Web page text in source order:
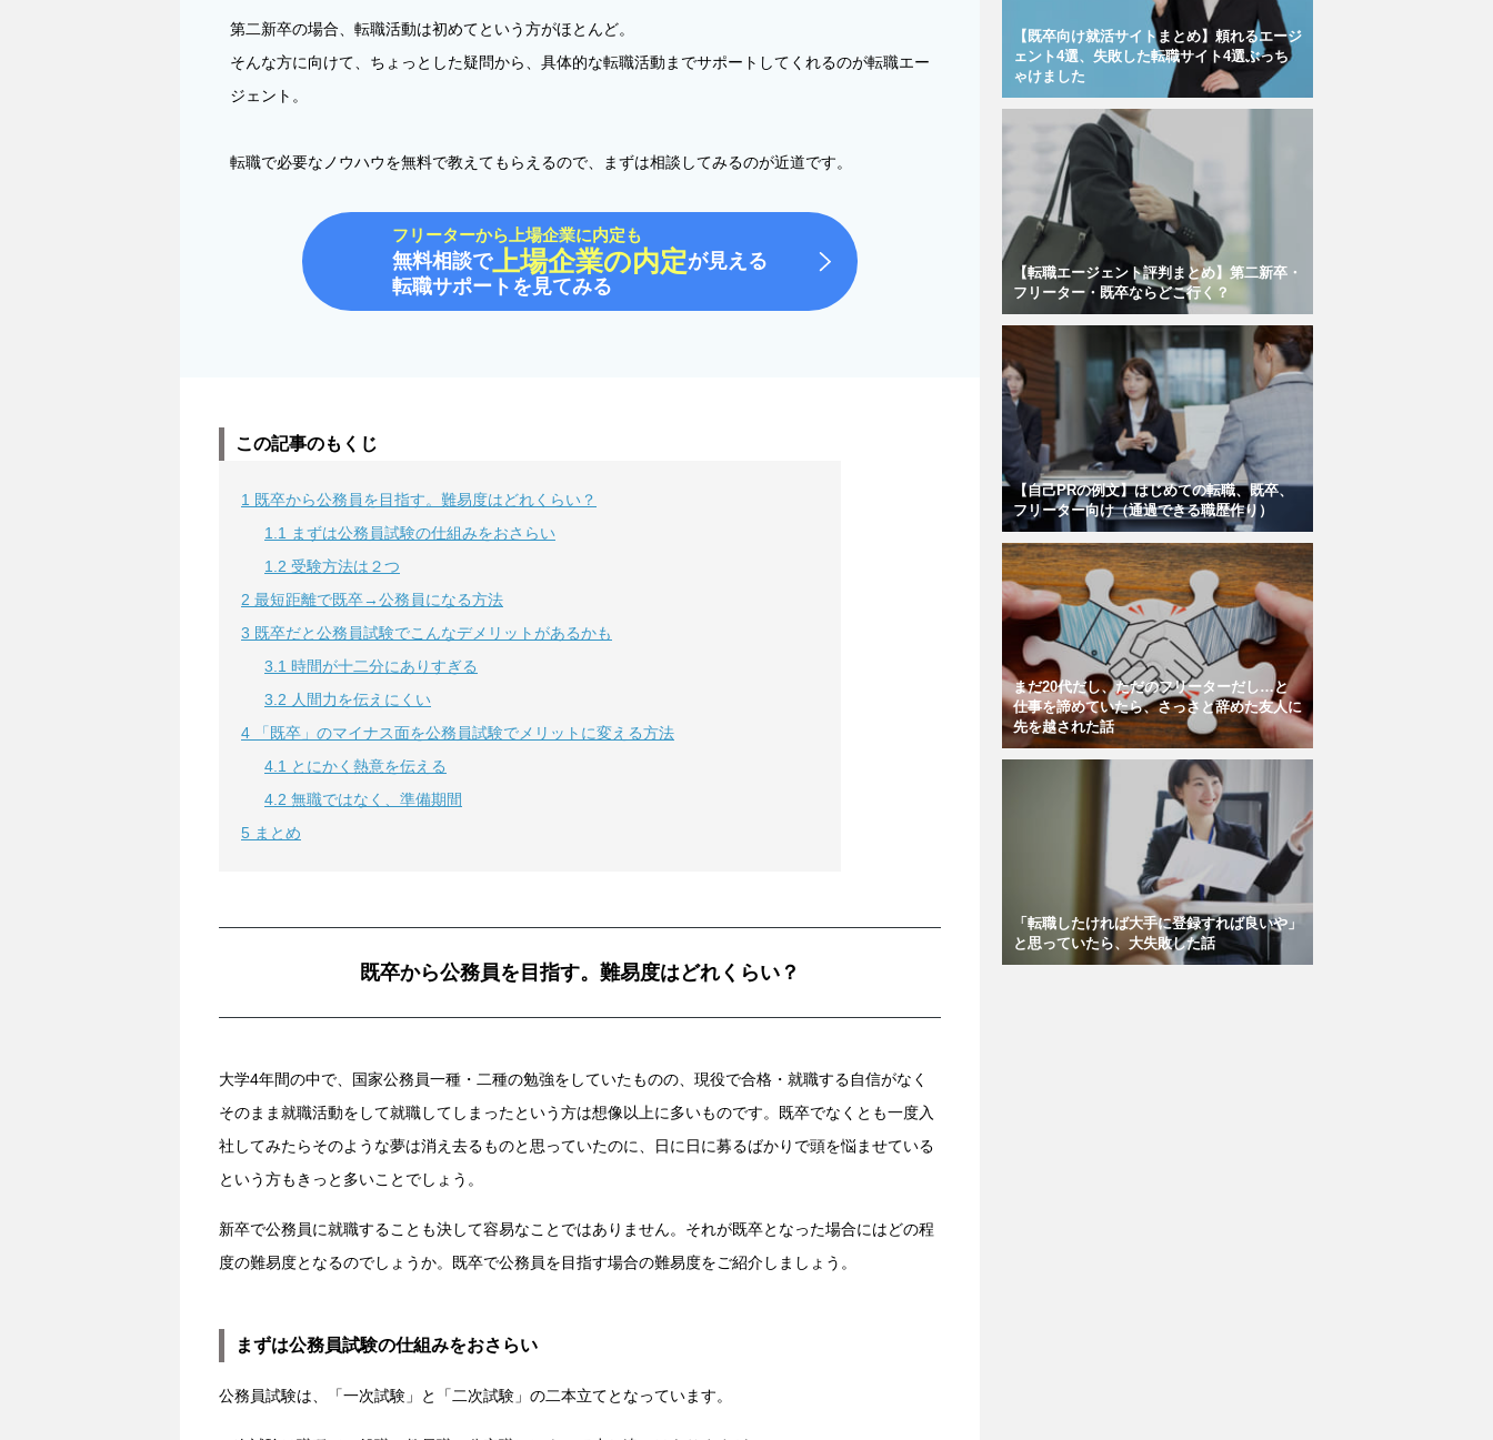
第二新卒の場合、転職活動は初めてという方がほとんど。
そんな方に向けて、ちょっとした疑問から、具体的な転職活動までサポートしてくれるのが転職エー
ジェント。
転職で必要なノウハウを無料で教えてもらえるので、まずは相談してみるのが近道です。
フリーターから上場企業に内定も
無料相談で上場企業の内定が見える
転職サポートを見てみる
この記事のもくじ
1 既卒から公務員を目指す。難易度はどれくらい？
1.1 まずは公務員試験の仕組みをおさらい
1.2 受験方法は２つ
2 最短距離で既卒→公務員になる方法
3 既卒だと公務員試験でこんなデメリットがあるかも
3.1 時間が十二分にありすぎる
3.2 人間力を伝えにくい
4 「既卒」のマイナス面を公務員試験でメリットに変える方法
4.1 とにかく熱意を伝える
4.2 無職ではなく、準備期間
5 まとめ
既卒から公務員を目指す。難易度はどれくらい？
大学4年間の中で、国家公務員一種・二種の勉強をしていたものの、現役で合格・就職する自信がなく
そのまま就職活動をして就職してしまったという方は想像以上に多いものです。既卒でなくとも一度入
社してみたらそのような夢は消え去るものと思っていたのに、日に日に募るばかりで頭を悩ませている
という方もきっと多いことでしょう。
新卒で公務員に就職することも決して容易なことではありません。それが既卒となった場合にはどの程
度の難易度となるのでしょうか。既卒で公務員を目指す場合の難易度をご紹介しましょう。
まずは公務員試験の仕組みをおさらい
公務員試験は、「一次試験」と「二次試験」の二本立てとなっています。
【既卒向け就活サイトまとめ】頼れるエージ
ェント4選、失敗した転職サイト4選ぶっち
ゃけました
【転職エージェント評判まとめ】第二新卒・
フリーター・既卒ならどこ行く？
【自己PRの例文】はじめての転職、既卒、
フリーター向け（通過できる職歴作り）
まだ20代だし、ただのフリーターだし…と
仕事を諦めていたら、さっさと辞めた友人に
先を越された話
「転職したければ大手に登録すれば良いや」
と思っていたら、大失敗した話